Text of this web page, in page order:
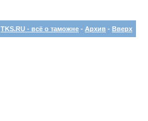
TKS.RU - всё о таможне - Архив - Вверх